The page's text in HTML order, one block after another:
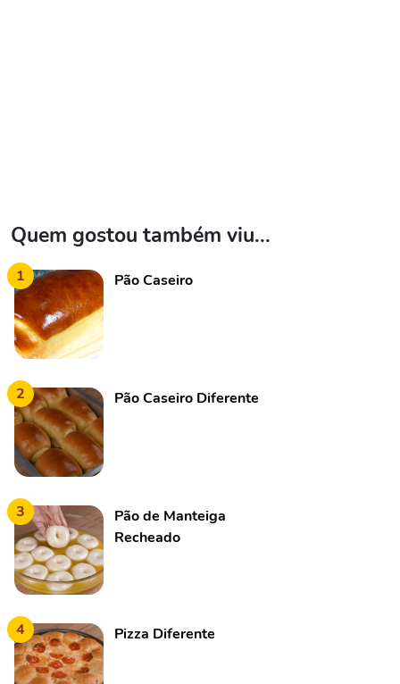
Quem gostou também viu...
1 Pão Caseiro
2 Pão Caseiro Diferente
3
Pão de Manteiga
Recheado
4 Pizza Diferente